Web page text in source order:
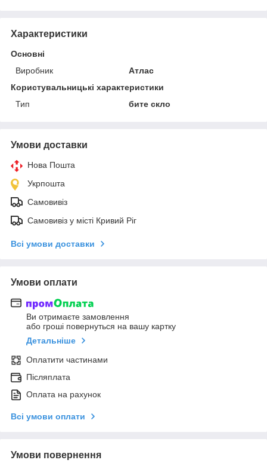
Характеристики
Основні
Виробник
Атлас
Користувальницькі характеристики
Тип
бите скло
Умови доставки
Нова Пошта
Укрпошта
Самовивіз
Самовивіз у місті Кривий Ріг
Всі умови доставки
Умови оплати
Ви отримаєте замовлення
або гроші повернуться на вашу картку
Детальніше
Оплатити частинами
Післяплата
Оплата на рахунок
Всі умови оплати
Умови повернення